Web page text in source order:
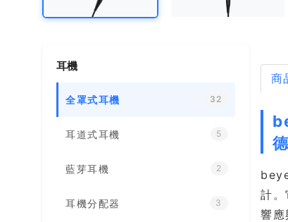
耳機
全罩式耳機 32
耳道式耳機 5
藍芽耳機 2
耳機分配器 3
商
計
響